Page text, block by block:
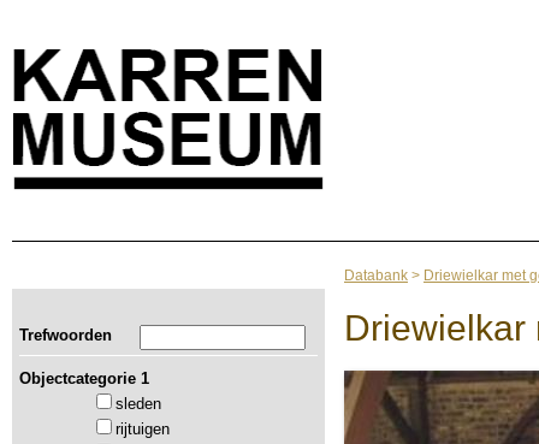
Trefwoorden
Objectcategorie 1
sleden
rijtuigen
Databank > Driewielkar met
Driewielkar